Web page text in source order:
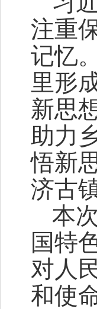
注重
记忆
里形
新思
助力
悟新
济古
本
国特
对人
和使